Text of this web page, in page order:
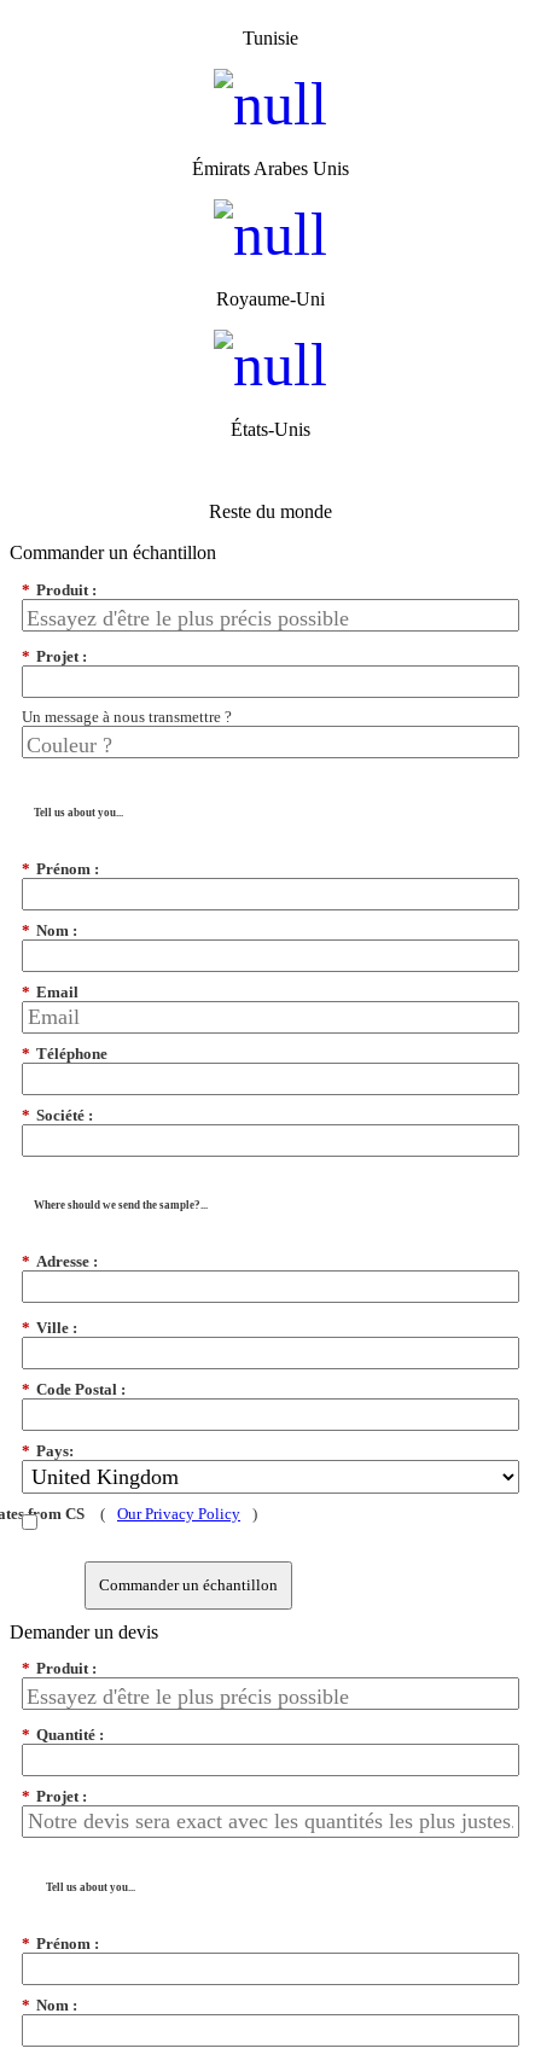
Tunisie
Émirats Arabes Unis
Royaume-Uni
États-Unis
Reste du monde
Commander un échantillon
* Produit :
* Projet :
Un message à nous transmettre ?
Tell us about you...
* Prénom :
* Nom :
* Email
* Téléphone
* Société :
Where should we send the sample?...
* Adresse :
* Ville :
* Code Postal :
* Pays:
from CS ( Our Privacy Policy )
Commander un échantillon
Demander un devis
* Produit :
* Quantité :
* Projet :
Tell us about you...
* Prénom :
* Nom :